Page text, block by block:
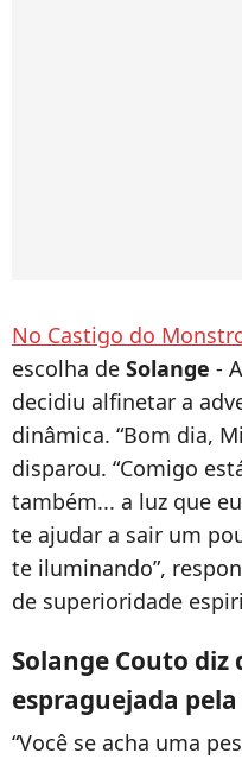
No Castigo do
escolha de Solange -
decidiu alfinetar a
dinâmica. “Bom dia,
disparou. “Comigo
também... a luz que
te ajudar a sair um
te iluminando”,
de superioridade
Solange Couto diz
espraguejada
“Você se acha uma